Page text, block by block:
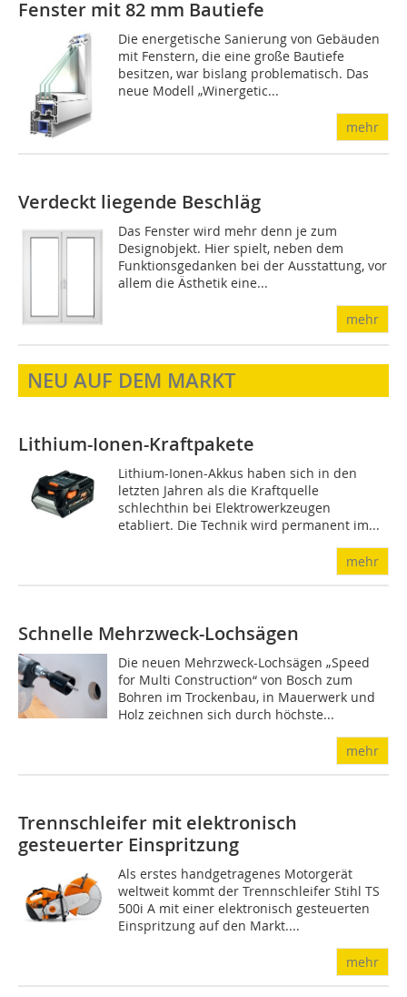
Fenster mit 82 mm Bautiefe
Die energetische Sanierung von Gebäuden
mit Fenstern, die eine große Bautiefe
besitzen, war bislang problematisch. Das
neue Modell „Winergetic...
mehr
Verdeckt liegende Beschläg
Das Fenster wird mehr denn je zum
Designobjekt. Hier spielt, neben dem
Funktionsgedanken bei der Ausstattung, vor
allem die Ästhetik eine...
mehr
NEU AUF DEM MARKT
Lithium-Ionen-Kraftpakete
Lithium-Ionen-Akkus haben sich in den
letzten Jahren als die Kraftquelle
schlechthin bei Elektrowerkzeugen
etabliert. Die Technik wird permanent im...
mehr
Schnelle Mehrzweck-Lochsägen
Die neuen Mehrzweck-Lochsägen „Speed
for Multi Construction“ von Bosch zum
Bohren im Trockenbau, in Mauerwerk und
Holz zeichnen sich durch höchste...
mehr
Trennschleifer mit elektronisch
gesteuerter Einspritzung
Als erstes handgetragenes Motorgerät
weltweit kommt der Trennschleifer Stihl TS
500i A mit einer elektronisch gesteuerten
Einspritzung auf den Markt....
mehr